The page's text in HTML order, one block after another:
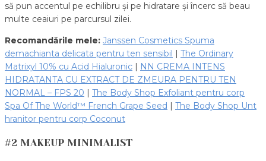
să pun accentul pe echilibru și pe hidratare și încerc să beau
multe ceaiuri pe parcursul zilei.
Recomandările mele: Janssen Cosmetics Spuma
demachianta delicata pentru ten sensibil
The Ordinary
Matrixyl 10% cu Acid Hialuronic
NN CREMA INTENS
HIDRATANTA CU EXTRACT DE ZMEURA PENTRU TEN
NORMAL – FPS 20
The Body Shop Exfoliant pentru corp
Spa Of The World™ French Grape Seed
The Body Shop Unt
hranitor pentru corp Coconut
#2 MAKEUP MINIMALIST